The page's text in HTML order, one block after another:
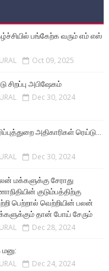
பங்கேற்க வரும் எம் எஸ்
Oct 09, 2025
சிறப்பு அபிஷேகம்
Dec 30, 2024
அதிகாரிகள் ரெய்டு...
Dec 30, 2024
மக்களுக்கு சேராது
குடும்பத்திற்கு
பெற்றால் வெற்றியின் பலன்
தான் போய் சேரும்
Dec 28, 2024
Dec 24, 2024